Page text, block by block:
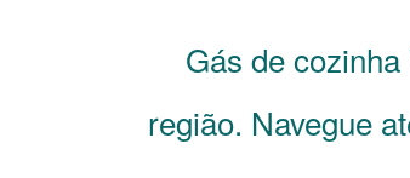
Gás de
região. Navegue